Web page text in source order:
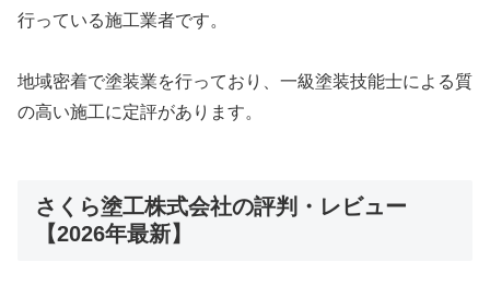
行っている施工業者です。
地域密着で塗装業を行っており、一級塗装技能士による質
の高い施工に定評があります。
さくら塗工株式会社の評判・レビュー
【2026年最新】